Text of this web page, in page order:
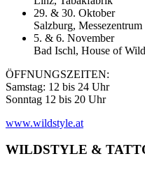
29. & 30. Oktober
Salzburg, Messezentrum
5. & 6. November
Bad Ischl, House of
ÖFFNUNGSZEITEN:
Samstag: 12 bis 24 Uhr
Sonntag 12 bis 20 Uhr
www.wildstyle.at
WILDSTYLE &